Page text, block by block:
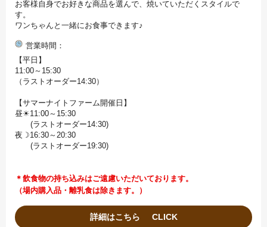
お客様自身でお好きな商品を選んで、焼いていただくスタイルで
す。
ワンちゃんと一緒にお食事できます♪
営業時間
【平日】
11:00～15:30
（ラストオーダー14:30）
【サマーナイトファーム開催日】
昼☀11:00～15:30
(ラストオーダー14:30)
夜☽16:30～20:30
(ラストオーダー19:30)
＊飲食物の持ち込みはご遠慮いただいております。
（場内購入品・離乳食は除きます。）
詳細はこちら